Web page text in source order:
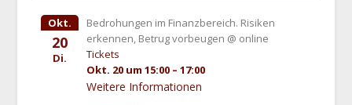
Okt.
20
Di.
Bedrohungen im Finanzbereich. Risiken
erkennen, Betrug vorbeugen @ online
Tickets
Okt. 20 um 15:00 – 17:00
Weitere Informationen